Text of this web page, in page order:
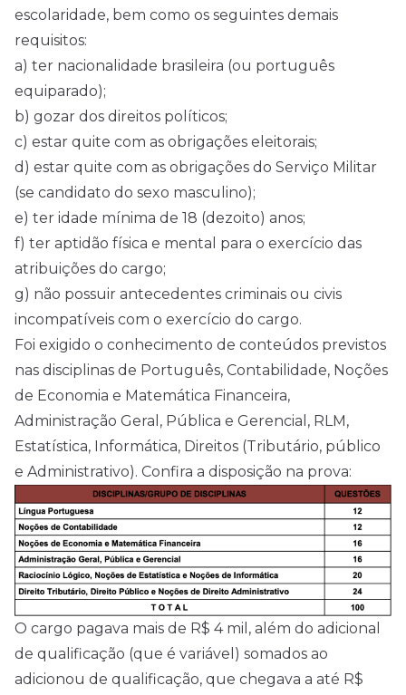
escolaridade, bem como os seguintes demais
requisitos:
a) ter nacionalidade brasileira (ou português
equiparado);
b) gozar dos direitos políticos;
c) estar quite com as obrigações eleitorais;
d) estar quite com as obrigações do Serviço Militar
(se candidato do sexo masculino);
e) ter idade mínima de 18 (dezoito) anos;
f) ter aptidão física e mental para o exercício das
atribuições do cargo;
g) não possuir antecedentes criminais ou civis
incompatíveis com o exercício do cargo.
Foi exigido o conhecimento de conteúdos previstos
nas disciplinas de Português, Contabilidade, Noções
de Economia e Matemática Financeira,
Administração Geral, Pública e Gerencial, RLM,
Estatística, Informática, Direitos (Tributário, público
e Administrativo). Confira a disposição na prova:
O cargo pagava mais de R$ 4 mil, além do adicional
de qualificação (que é variável) somados ao
adicionou de qualificação, que chegava a até R$